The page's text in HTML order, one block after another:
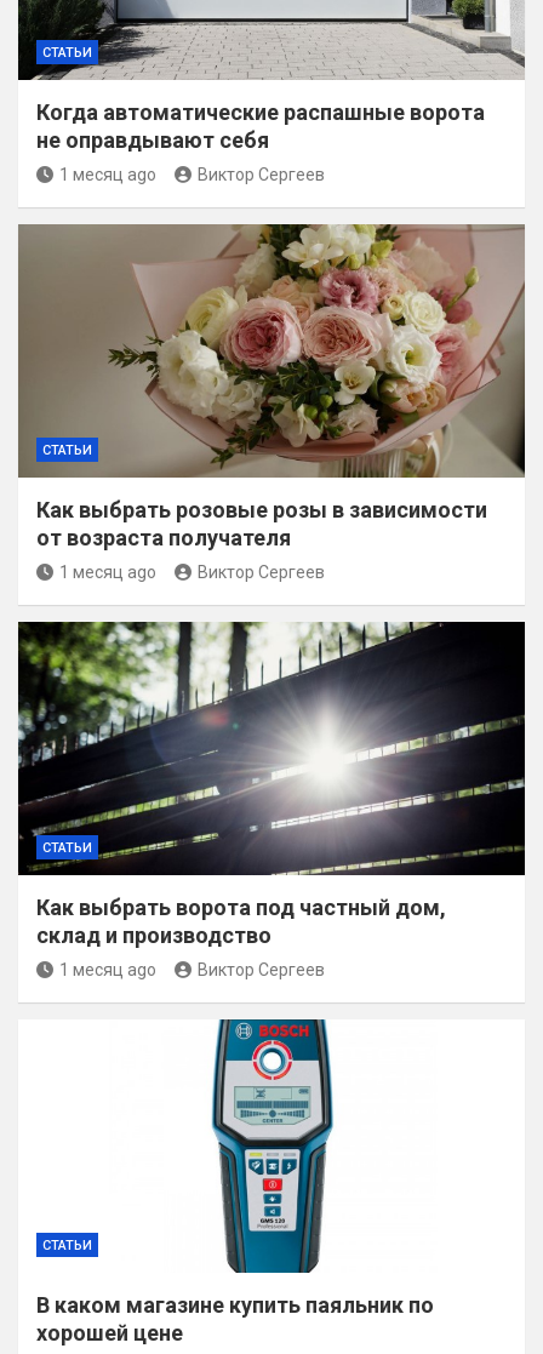
СТАТЬИ
Когда автоматические распашные ворота
не оправдывают себя
1 месяц ago Виктор Сергеев
СТАТЬИ
Как выбрать розовые розы в зависимости
от возраста получателя
1 месяц ago Виктор Сергеев
СТАТЬИ
Как выбрать ворота под частный дом,
склад и производство
1 месяц ago Виктор Сергеев
СТАТЬИ
В каком магазине купить паяльник по
хорошей цене